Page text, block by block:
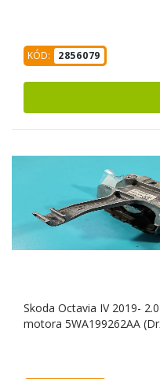
KÓD: 2856079
Skoda Octavia IV 2019-
motora 5WA199262AA